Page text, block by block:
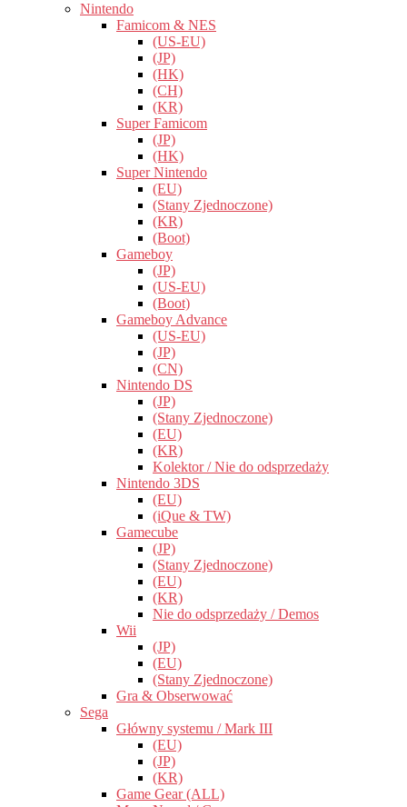
Nintendo
Famicom & NES
(US-EU)
(JP)
(HK)
(CH)
(KR)
Super Famicom
(JP)
(HK)
Super Nintendo
(EU)
(Stany Zjednoczone)
(KR)
(Boot)
Gameboy
(JP)
(US-EU)
(Boot)
Gameboy Advance
(US-EU)
(JP)
(CN)
Nintendo DS
(JP)
(Stany Zjednoczone)
(EU)
(KR)
Kolektor / Nie do odsprzedaży
Nintendo 3DS
(EU)
(iQue & TW)
Gamecube
(JP)
(Stany Zjednoczone)
(EU)
(KR)
Nie do odsprzedaży / Demos
Wii
(JP)
(EU)
(Stany Zjednoczone)
Gra & Obserwować
Sega
Główny systemu / Mark III
(EU)
(JP)
(KR)
Game Gear (ALL)